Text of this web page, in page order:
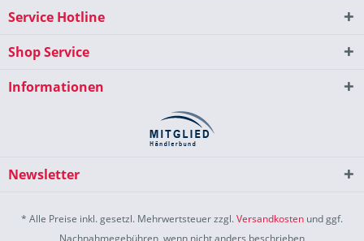
Service Hotline
Shop Service
Informationen
Newsletter
* Alle Preise inkl. gesetzl. Mehrwertsteuer zzgl.Versandkosten und ggf.